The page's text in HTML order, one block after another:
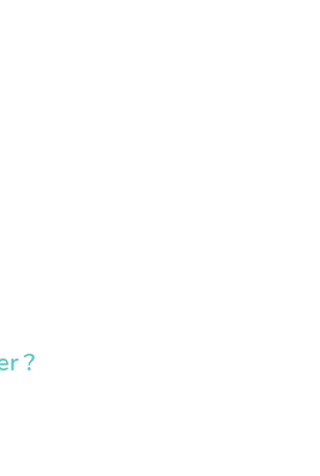
?